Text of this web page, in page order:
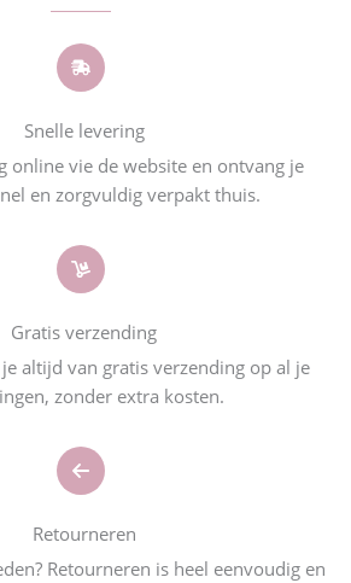
Snelle levering
online vie de website en ontvang je
en zorgvuldig verpakt thuis.
Gratis verzending
altijd van gratis verzending op al je
zonder extra kosten.
Retourneren
Retourneren is heel eenvoudig en